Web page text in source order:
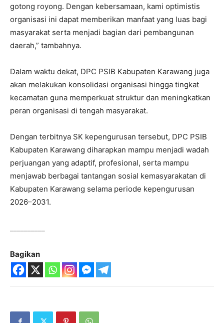
gotong royong. Dengan kebersamaan, kami optimistis
organisasi ini dapat memberikan manfaat yang luas bagi
masyarakat serta menjadi bagian dari pembangunan
daerah,” tambahnya.
Dalam waktu dekat, DPC PSIB Kabupaten Karawang juga
akan melakukan konsolidasi organisasi hingga tingkat
kecamatan guna memperkuat struktur dan meningkatkan
peran organisasi di tengah masyarakat.
Dengan terbitnya SK kepengurusan tersebut, DPC PSIB
Kabupaten Karawang diharapkan mampu menjadi wadah
perjuangan yang adaptif, profesional, serta mampu
menjawab berbagai tantangan sosial kemasyarakatan di
Kabupaten Karawang selama periode kepengurusan
2026–2031.
Bagikan